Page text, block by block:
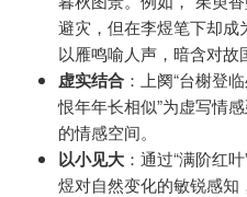
避灾，但在李煜笔下却成
以雁鸣喻人声，暗含对故
虚实结合：上阕“台榭登
恨年年长相似”为虚写情
的情感空间。
以小见大：通过“满阶红
煜对自然变化的敏锐感知